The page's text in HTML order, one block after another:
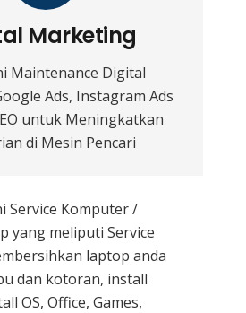
Marketing
Maintenance Digital
Ads, Instagram Ads
untuk Meningkatkan
di Mesin Pencari
Service Komputer /
yang meliputi Service
laptop anda
dan kotoran, install
OS, Office, Games,